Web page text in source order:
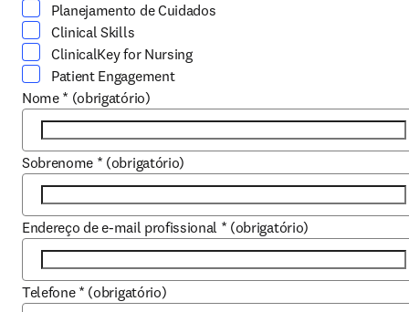
Planejamento de Cuidados
Clinical Skills
ClinicalKey for Nursing
Patient Engagement
Nome * (obrigatório)
Sobrenome * (obrigatório)
Endereço de e-mail profissional * (obrigatório)
Telefone * (obrigatório)